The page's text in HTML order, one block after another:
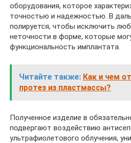
оборудования, которое
точностью и надежностью. В
полируется, чтобы исключить
неточности в форме, которые
функциональность имплантата.
Читайте также: Как и чем
протез из пластмассы?
Полученное изделие в
подвергают воздействию
ультрафиолетового облучения,